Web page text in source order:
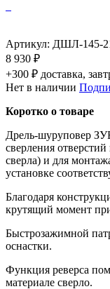
Артикул: ДШЛ-145-
8 930 ₽
+300 ₽ доставка,
Нет в наличии
Коротко о товаре
Дрель-шуруповер
сверления
сверла) и для
установке
Благодаря
крутящий момент
Быстрозажимной
оснастки.
Функция реверса
материале сверло.